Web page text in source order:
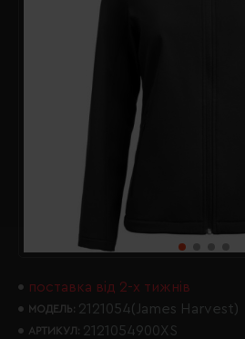
поставка від 2-х тижнів
МОДЕЛЬ: 2121054(James Harvest)
АРТИКУЛ: 2121054900XS